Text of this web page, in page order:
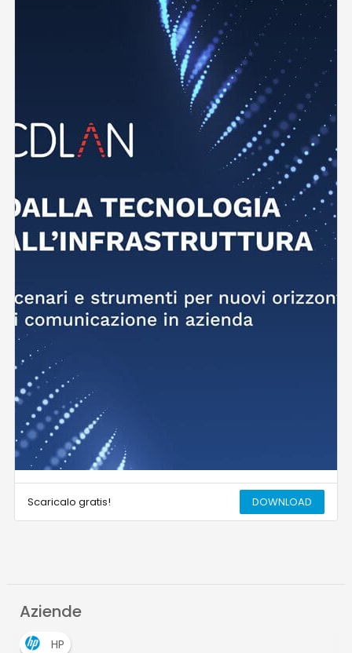
Scaricalo gratis! DOWNLOAD
Aziende
HP